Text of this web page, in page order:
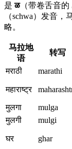
是ळ（带卷舌音的
（schwa）发音
略。
马拉地
语
转写
मराठी marathi
महाराष्ट्र
मुलगा mulga
मुलगी
mulgi
घर ghar